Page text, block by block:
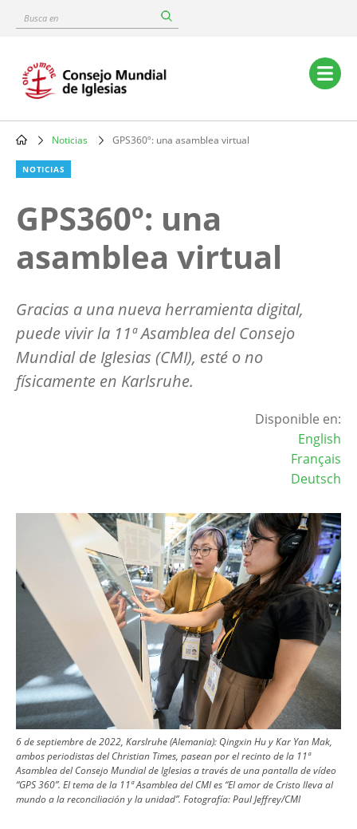
content
Busca
Main
navigation
Breadcrumb
Noticias GPS360º: una asamblea virtual
NOTICIAS
GPS360º: una
asamblea virtual
Gracias a una nueva herramienta digital,
puede vivir la 11ª Asamblea del Consejo
Mundial de Iglesias (CMI), esté o no
físicamente en Karlsruhe.
Disponible en:
English
Français
Deutsch
6 de septiembre de 2022, Karslruhe (Alemania): Qingxin Hu y Kar Yan Mak,
ambos periodistas del Christian Times, pasean por el recinto de la 11ª
Asamblea del Consejo Mundial de Iglesias a través de una pantalla de vídeo
“GPS 360”. El tema de la 11ª Asamblea del CMI es “El amor de Cristo lleva al
mundo a la reconciliación y la unidad”. Fotografía:Paul Jeffrey/CMI